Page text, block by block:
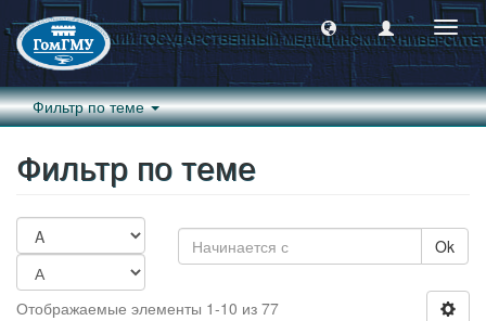
Фильтр по теме
Фильтр по теме
Ok
Отображаемые элементы 1-10 из 77